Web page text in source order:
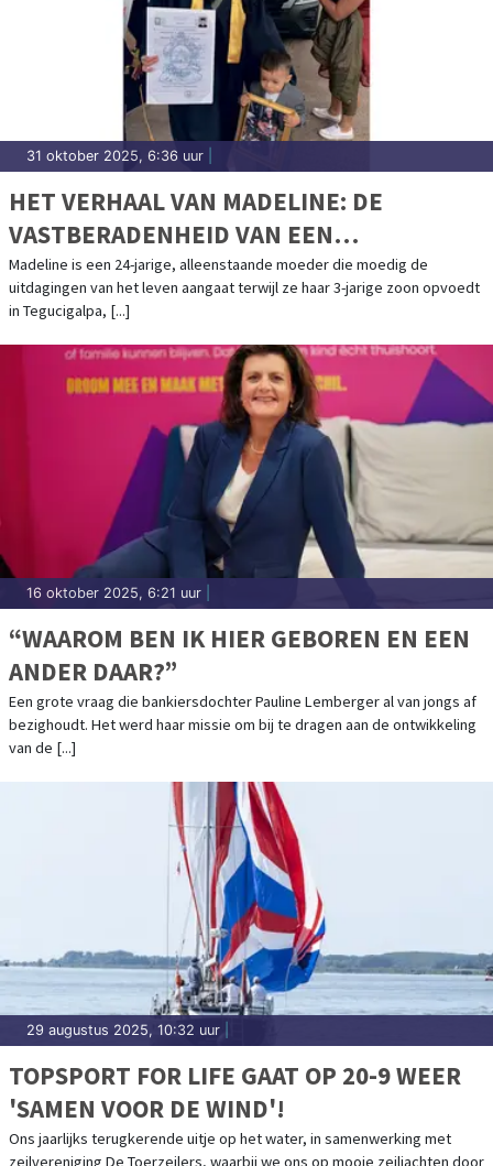
31 oktober 2025, 6:36 uur
HET VERHAAL VAN MADELINE: DE
VASTBERADENHEID VAN EEN
ALLEENSTAANDE MOEDER
Madeline is een 24-jarige, alleenstaande moeder die moedig de
uitdagingen van het leven aangaat terwijl ze haar 3-jarige zoon opvoedt
in Tegucigalpa, [...]
16 oktober 2025, 6:21 uur
“WAAROM BEN IK HIER GEBOREN EN EEN
ANDER DAAR?”
Een grote vraag die bankiersdochter Pauline Lemberger al van jongs af
bezighoudt. Het werd haar missie om bij te dragen aan de ontwikkeling
van de [...]
29 augustus 2025, 10:32 uur
TOPSPORT FOR LIFE GAAT OP 20-9 WEER
'SAMEN VOOR DE WIND'!
Ons jaarlijks terugkerende uitje op het water, in samenwerking met
zeilvereniging De Toerzeilers, waarbij we ons op mooie zeiljachten door